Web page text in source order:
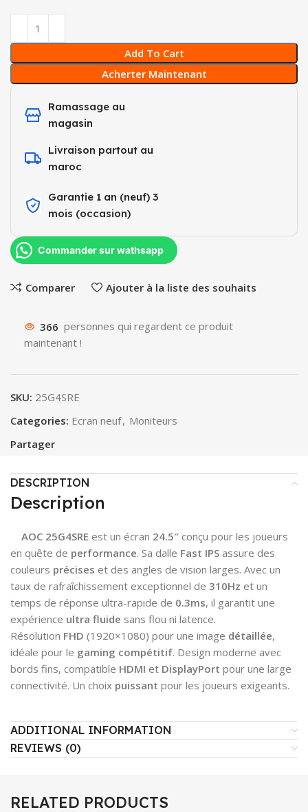
Add To Cart
Acherter Maintenant
Ramassage au
magasin
Livraison partout au
maroc
Garantie 1 an (neuf) 3
mois (occasion)​
Commander sur wathsapp
Comparer Ajouter à la liste des souhaits
366 personnes qui regardent ce produit
maintenant !
SKU: 25G4SRE
Categories: Ecran neuf, Moniteurs
Partager
DESCRIPTION
Description
AOC 25G4SRE est un écran 24.5″ conçu pour les joueurs
en quête de performance. Sa dalle Fast IPS assure des
couleurs précises et des angles de vision larges. Avec un
taux de rafraîchissement exceptionnel de 310Hz et un
temps de réponse ultra-rapide de 0.3ms, il garantit une
expérience ultra fluide sans flou ni latence.
Résolution FHD (1920×1080) pour une image détaillée,
idéale pour le gaming compétitif. Design moderne avec
bords fins, compatible HDMI et DisplayPort pour une large
connectivité. Un choix puissant pour les joueurs exigeants.
ADDITIONAL INFORMATION
REVIEWS (0)
RELATED PRODUCTS